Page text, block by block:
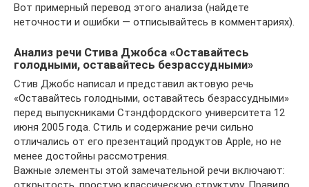
Вот примерный перевод этого анализа (найдете
неточности и ошибки — отписывайтесь в комментариях).
Анализ речи Стива Джобса «Оставайтесь
голодными, оставайтесь безрассудными»
Стив Джобс написал и представил актовую речь
«Оставайтесь голодными, оставайтесь безрассудными»
перед выпускниками Стэндфордского университета 12
июня 2005 года. Стиль и содержание речи сильно
отличались от его презентаций продуктов Apple, но не
менее достойны рассмотрения.
Важные элементы этой замечательной речи включают: